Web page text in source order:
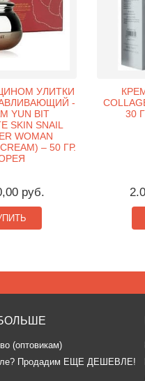
УЛИТКИ
-
YUN BIT
SKIN SNAIL
WOMAN
– 50 ГР.
руб.
30
(оптовикам)
Продадим ЕЩЕ ДЕШЕВЛЕ!